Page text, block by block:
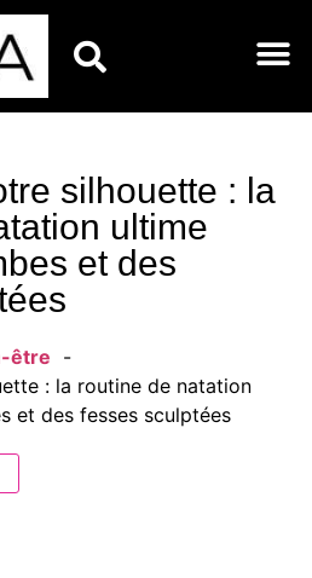
silhouette : la
ultime
et des
être
: la routine de natation
et des fesses sculptées